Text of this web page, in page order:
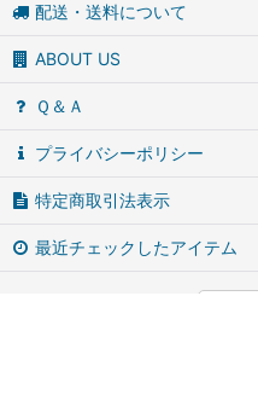
配送・送料について
ABOUT US
Ｑ＆Ａ
プライバシーポリシー
特定商取引法表示
最近チェックしたアイテム